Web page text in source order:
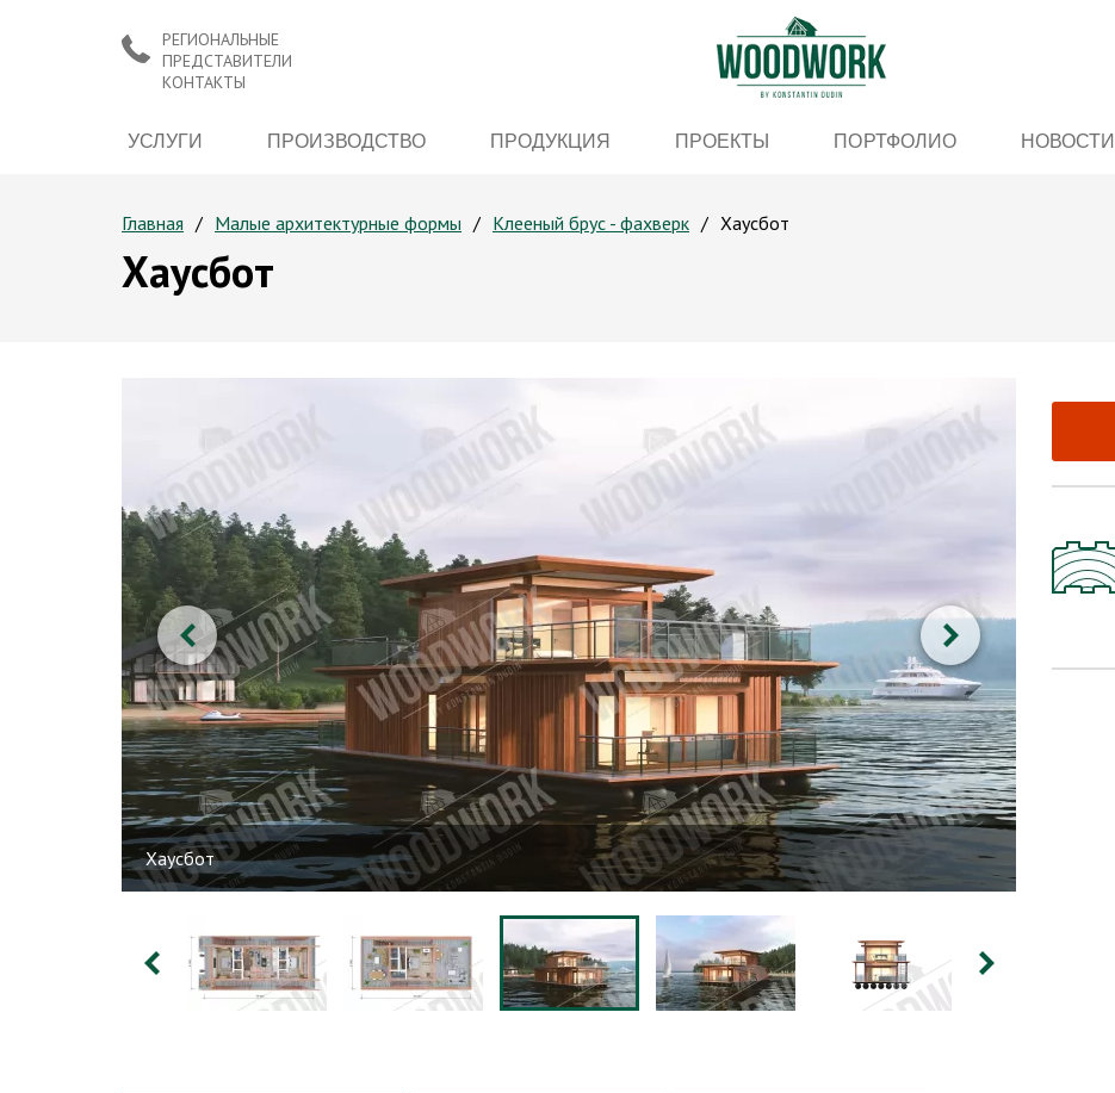
РЕГИОНАЛЬНЫЕ
ПРЕДСТАВИТЕЛИ
КОНТАКТЫ
УСЛУГИ ПРОИЗВОДСТВО ПРОДУКЦИЯ ПРОЕКТЫ ПОРТФОЛИО НОВОСТИ
Главная Малые архитектурные формы Клееный брус - фахверк Хаусбот
Хаусбот
Хаусбот